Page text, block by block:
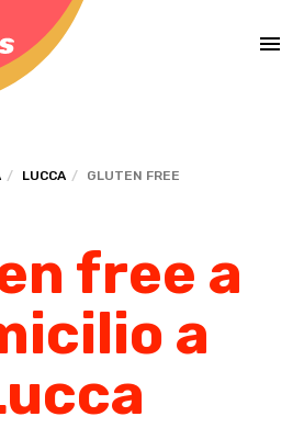
LUCCA GLUTEN FREE
free a
a